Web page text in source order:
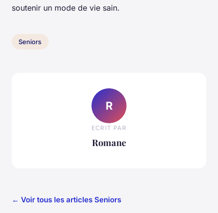
soutenir un mode de vie sain.
Seniors
R
ECRIT PAR
Romane
← Voir tous les articles Seniors